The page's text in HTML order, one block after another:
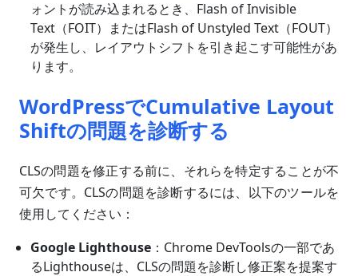
ォントが読み込まれるとき、Flash of Invisible
Text（FOIT）またはFlash of Unstyled Text（FOUT）
が発生し、レイアウトシフトを引き起こす可能性があ
ります。
WordPressでCumulative Layout
Shiftの問題を診断する
CLSの問題を修正する前に、それらを特定することが不
可欠です。CLSの問題を診断するには、以下のツールを
使用してください：
Google Lighthouse ：Chrome DevToolsの一部であ
るLighthouseは、CLSの問題を診断し修正案を提案す